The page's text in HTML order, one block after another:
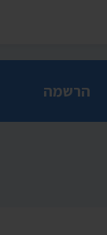
הרשמה